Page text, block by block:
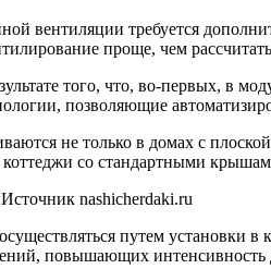
вентиляции требуется
проще, чем
того, что, во-первых, в
позволяющие
не только в домах с
со стандартными
nashicherdaki.ru
путем установки
повышающих интенсивность